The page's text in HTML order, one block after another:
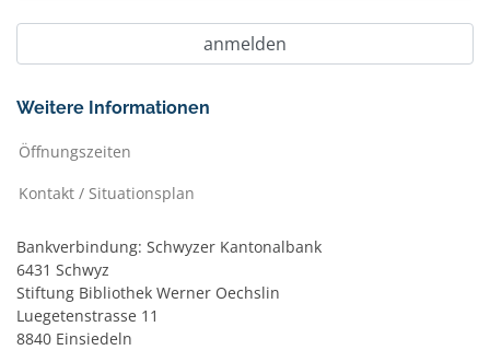
Weitere Informationen
Öffnungszeiten
Kontakt / Situationsplan
Bankverbindung: Schwyzer Kantonalbank
6431 Schwyz
Stiftung Bibliothek Werner Oechslin
Luegetenstrasse 11
8840 Einsiedeln